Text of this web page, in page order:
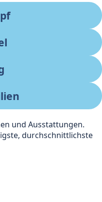
und Ausstattungen.
durchschnittlichste